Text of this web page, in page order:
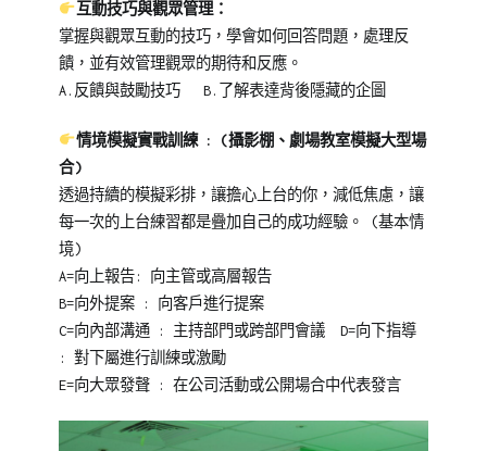
互動技巧與觀眾管理：
掌握與觀眾互動的技巧，學會如何回答問題，處理反
饋，並有效管理觀眾的期待和反應。
A.反饋與鼓勵技巧 B.了解表達背後隱藏的企圖
情境模擬實戰訓練 : (攝影棚、劇場教室模擬大型場
合)
透過持續的模擬彩排，讓擔心上台的你，減低焦慮，讓
每一次的上台練習都是疊加自己的成功經驗。 (基本情
境)
A=向上報告: 向主管或高層報告
B=向外提案 : 向客戶進行提案
C=向內部溝通 : 主持部門或跨部門會議 D=向下指導
: 對下屬進行訓練或激勵
E=向大眾發聲 : 在公司活動或公開場合中代表發言